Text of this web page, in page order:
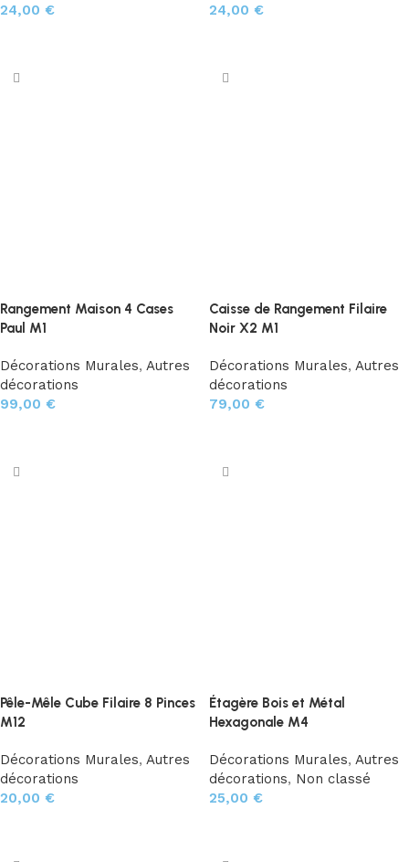
24,00 €
24,00 €
Rangement Maison 4 Cases
Paul M1
Décorations Murales, Autres
décorations
99,00 €
Caisse de Rangement Filaire
Noir X2 M1
Décorations Murales, Autres
décorations
79,00 €
Pêle-Mêle Cube Filaire 8 Pinces
M12
Décorations Murales, Autres
décorations
20,00 €
Étagère Bois et Métal
Hexagonale M4
Décorations Murales, Autres
décorations, Non classé
25,00 €